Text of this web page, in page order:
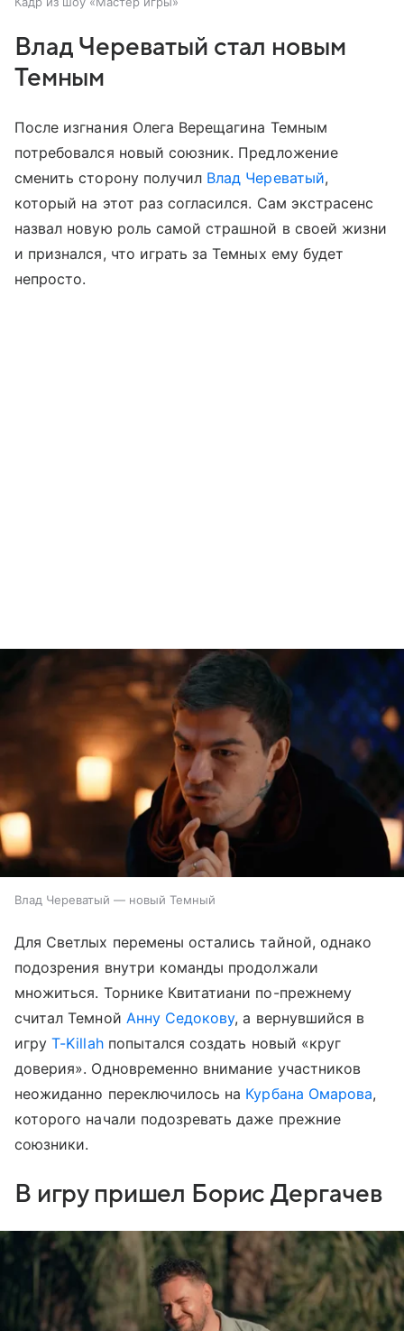
Влад Череватый стал новым
Темным
После изгнания Олега Верещагина Темным
потребовался новый союзник. Предложение
сменить сторону получил Влад Череватый,
который на этот раз согласился. Сам экстрасенс
назвал новую роль самой страшной в своей жизни
и признался, что играть за Темных ему будет
непросто.
Влад Череватый — новый Темный
Для Светлых перемены остались тайной, однако
подозрения внутри команды продолжали
множиться. Торнике Квитатиани по-прежнему
считал Темной Анну Седокову, а вернувшийся в
игруT-Killahпопытался создать новый «круг
доверия». Одновременно внимание участников
неожиданно переключилось на Курбана Омарова,
которого начали подозревать даже прежние
союзники.
В игру пришел Борис Дергачев